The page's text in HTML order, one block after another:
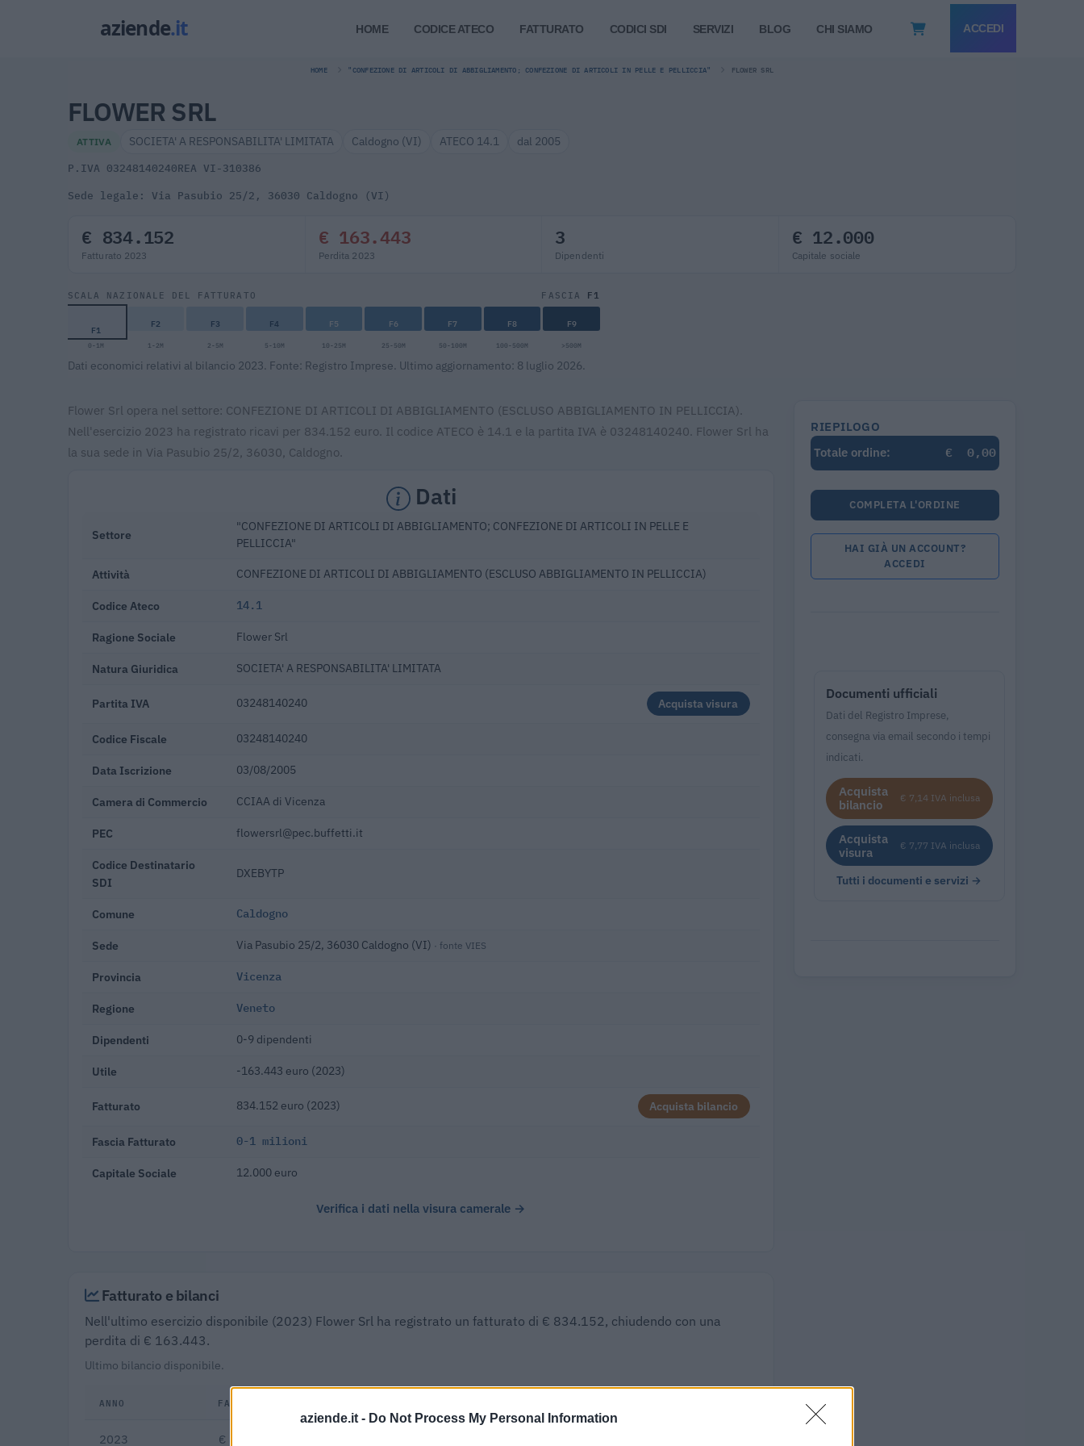
aziende.it - Do Not Process My Personal Information
HOME CODICE ATECO FATTURATO CODICI SDI SERVIZI BLOG CHI SIAMO ACCEDI
HOME "CONFEZIONE DI ARTICOLI DI ABBIGLIAMENTO; CONFEZIONE DI ARTICOLI IN PELLE E PELLICCIA" FLOWER SRL
FLOWER SRL
ATTIVA SOCIETA' A RESPONSABILITA' LIMITATA Caldogno (VI) ATECO 14.1 dal 2005
P.IVA 03248140240REA VI-310386
Sede legale: Via Pasubio 25/2, 36030 Caldogno (VI)
€ 834.152
Fatturato 2023
€ 163.443
Perdita 2023
3
Dipendenti
€ 12.000
Capitale sociale
SCALA NAZIONALE DEL FATTURATO FASCIA F1
F1 F2 F3 F4 F5 F6 F7 F8 F9
0-1M 1-2M 2-5M 5-10M 10-25M 25-50M 50-100M 100-500M >500M
Dati economici relativi al bilancio 2023. Fonte: Registro Imprese. Ultimo aggiornamento: 8 luglio 2026.
Flower Srl opera nel settore: CONFEZIONE DI ARTICOLI DI ABBIGLIAMENTO (ESCLUSO ABBIGLIAMENTO IN PELLICCIA).
Nell'esercizio 2023 ha registrato ricavi per 834.152 euro. Il codice ATECO è 14.1 e la partita IVA è 03248140240. Flower Srl ha
la sua sede in Via Pasubio 25/2, 36030, Caldogno.
Dati
Settore
"CONFEZIONE DI ARTICOLI DI ABBIGLIAMENTO; CONFEZIONE DI ARTICOLI IN PELLE E
PELLICCIA"
Attività CONFEZIONE DI ARTICOLI DI ABBIGLIAMENTO (ESCLUSO ABBIGLIAMENTO IN PELLICCIA)
Codice Ateco 14.1
Ragione Sociale Flower Srl
Natura Giuridica SOCIETA' A RESPONSABILITA' LIMITATA
Partita IVA 03248140240 Acquista visura
Codice Fiscale 03248140240
Data Iscrizione 03/08/2005
Camera di Commercio CCIAA di Vicenza
PEC flowersrl@pec.buffetti.it
Codice Destinatario
SDI
DXEBYTP
Comune Caldogno
Sede Via Pasubio 25/2, 36030 Caldogno (VI) · fonte VIES
Provincia Vicenza
Regione Veneto
Dipendenti 0-9 dipendenti
Utile -163.443 euro (2023)
Fatturato 834.152 euro (2023) Acquista bilancio
Fascia Fatturato 0-1 milioni
Capitale Sociale 12.000 euro
Verifica i dati nella visura camerale →
Fatturato e bilanci
Nell'ultimo esercizio disponibile (2023) Flower Srl ha registrato un fatturato di € 834.152, chiudendo con una
perdita di € 163.443.
Ultimo bilancio disponibile.
ANNO FATTURATO
2023 € 834.152
RIEPILOGO
Totale ordine:
€ 0,00
COMPLETA L'ORDINE
HAI GIÀ UN ACCOUNT?
ACCEDI
Documenti ufficiali
Dati del Registro Imprese,
consegna via email secondo i tempi
indicati.
Acquista
bilancio
€ 7,14 IVA inclusa
Acquista
visura
€ 7,77 IVA inclusa
Tutti i documenti e servizi →